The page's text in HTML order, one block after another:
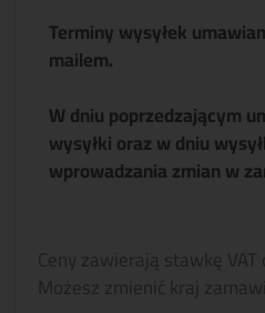
Terminy wysyłek
mailem.
W dniu poprzedzającym
wysyłki oraz w dniu
wprowadzania zmian w
Ceny zawierają stawkę VAT
Możesz zmienić kraj